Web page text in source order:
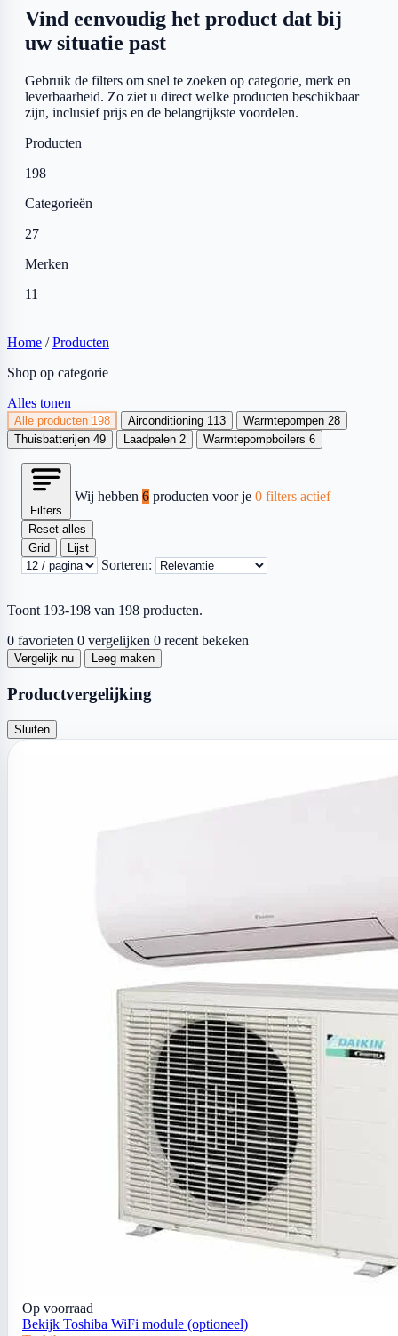
Vind eenvoudig het product dat bij
uw situatie past
Gebruik de filters om snel te zoeken op categorie, merk en
leverbaarheid. Zo ziet u direct welke producten beschikbaar
zijn, inclusief prijs en de belangrijkste voordelen.
Producten
198
Categorieën
27
Merken
11
Home / Producten
Shop op categorie
Alles tonen
Alle producten 198 Airconditioning 113 Warmtepompen 28
Thuisbatterijen 49 Laadpalen 2 Warmtepompboilers 6
Filters
Wij hebben 6 producten voor je 0 filters actief
Reset alles
Grid
Lijst
Sorteren:
Toont 193-198 van 198 producten.
0 favorieten 0 vergelijken 0 recent bekeken
Vergelijk nu Leeg maken
Productvergelijking
Sluiten
Op voorraad
Bekijk Toshiba WiFi module (optioneel)